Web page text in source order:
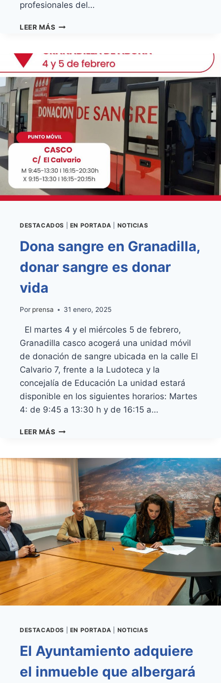
profesionales del…
LEER MÁS GRANADILLA
IMPARTE
UN
TALLER
SOBRE
DERECHOS
DE
LA
INFANCIA
DESTACADOS EN PORTADA NOTICIAS
Dona sangre en Granadilla,
donar sangre es donar
vida
Por prensa 31 enero, 2025
El martes 4 y el miércoles 5 de febrero,
Granadilla casco acogerá una unidad móvil
de donación de sangre ubicada en la calle El
Calvario 7, frente a la Ludoteca y la
concejalía de Educación La unidad estará
disponible en los siguientes horarios: Martes
4: de 9:45 a 13:30 h y de 16:15 a…
LEER MÁS DONA
GRANADILLA,
DONAR
SANGRE
DONAR
VIDA
DESTACADOS EN PORTADA NOTICIAS
El Ayuntamiento adquiere
el inmueble que albergará